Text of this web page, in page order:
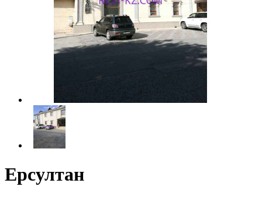
Ерсултан